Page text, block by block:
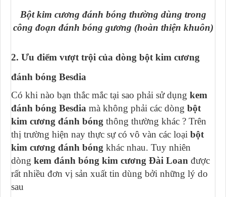
Bột kim cương đánh bóng thường dùng trong
công đoạn đánh bóng gương (hoàn thiện khuôn)
2. Ưu điểm vượt trội của dòng bột kim cương
đánh bóng Besdia
Có khi nào bạn thắc mắc tại sao phải sử dụng kem
đánh bóng Besdia mà không phải các dòng bột
kim cương đánh bóng thông thường khác ? Trên
thị trường hiện nay thực sự có vô vàn các loại bột
kim cương đánh bóng khác nhau. Tuy nhiên
dòng kem đánh bóng kim cương Đài Loan được
rất nhiều đơn vị sản xuất tin dùng bởi những lý do
sau